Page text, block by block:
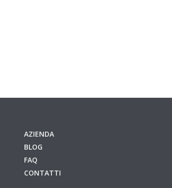
AZIENDA
BLOG
FAQ
CONTATTI